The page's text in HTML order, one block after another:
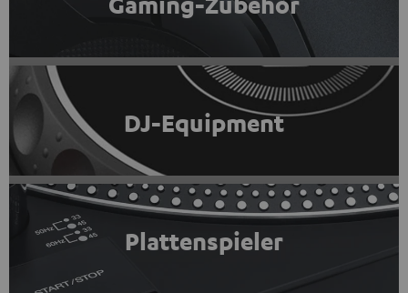
DJ-Equipment
Plattenspieler